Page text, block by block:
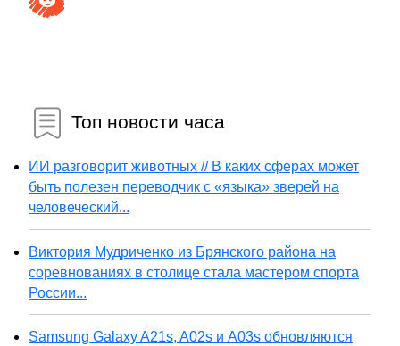
Топ новости часа
ИИ разговорит животных // В каких сферах может
быть полезен переводчик с «языка» зверей на
человеческий...
Виктория Мудриченко из Брянского района на
соревнованиях в столице стала мастером спорта
России...
Samsung Galaxy A21s, A02s и A03s обновляются